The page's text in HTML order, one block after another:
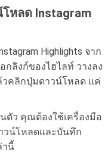
หลด Instagram
Highlights จาก
กลิงก์ของไฮไลท์ วางลง
วคลิกปุ่มดาวน์โหลด แค่
ตัว คุณต้องใช้เครื่องมือ
วน์โหลดและบันทึก
านี้